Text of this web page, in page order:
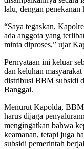
lalu, dengan
“Saya tegaskan,
ada anggota yang
minta diproses,” ujar
Pernyataan ini keluar
dan keluhan
distribusi BBM subsidi
Banggai.
Menurut Kapolda, BBM
harus dijaga
mengingatkan bahwa
keamanan, tetapi juga
subsidi pemerintah